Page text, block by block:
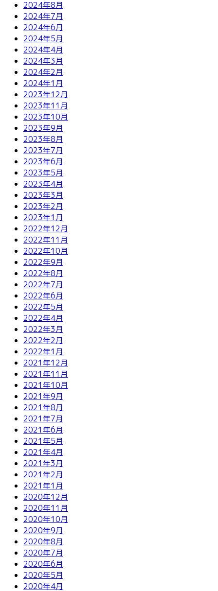
2024年8月
2024年7月
2024年6月
2024年5月
2024年4月
2024年3月
2024年2月
2024年1月
2023年12月
2023年11月
2023年10月
2023年9月
2023年8月
2023年7月
2023年6月
2023年5月
2023年4月
2023年3月
2023年2月
2023年1月
2022年12月
2022年11月
2022年10月
2022年9月
2022年8月
2022年7月
2022年6月
2022年5月
2022年4月
2022年3月
2022年2月
2022年1月
2021年12月
2021年11月
2021年10月
2021年9月
2021年8月
2021年7月
2021年6月
2021年5月
2021年4月
2021年3月
2021年2月
2021年1月
2020年12月
2020年11月
2020年10月
2020年9月
2020年8月
2020年7月
2020年6月
2020年5月
2020年4月